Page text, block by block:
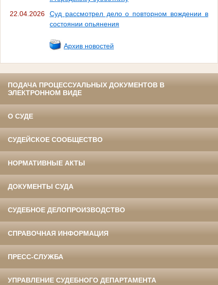
22.04.2026
Суд рассмотрел дело о повторном вождении в
состоянии опьянения
Архив новостей
ПОДАЧА ПРОЦЕССУАЛЬНЫХ ДОКУМЕНТОВ В
ЭЛЕКТРОННОМ ВИДЕ
О СУДЕ
СУДЕЙСКОЕ СООБЩЕСТВО
НОРМАТИВНЫЕ АКТЫ
ДОКУМЕНТЫ СУДА
СУДЕБНОЕ ДЕЛОПРОИЗВОДСТВО
СПРАВОЧНАЯ ИНФОРМАЦИЯ
ПРЕСС-СЛУЖБА
УПРАВЛЕНИЕ СУДЕБНОГО ДЕПАРТАМЕНТА